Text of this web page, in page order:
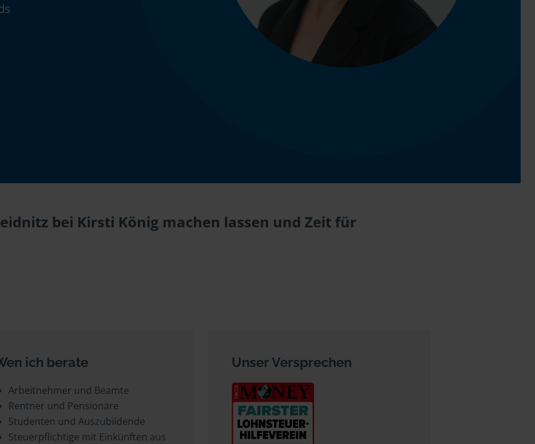
bei Kirsti König machen lassen und Zeit für
ich berate
Arbeitnehmer und Beamte
Rentner und Pensionäre
Studenten und Auszubildende
Steuerpflichtige mit Einkünften aus
Unser Versprechen